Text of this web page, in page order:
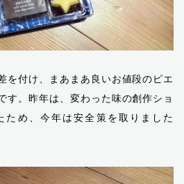
を付け、まあまあ良いお値段のピエ
す。昨年は、変わった味の創作ショ
ため、今年は安全策を取りました